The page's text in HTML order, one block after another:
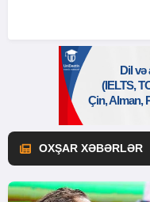
OXŞAR XƏBƏRLƏR